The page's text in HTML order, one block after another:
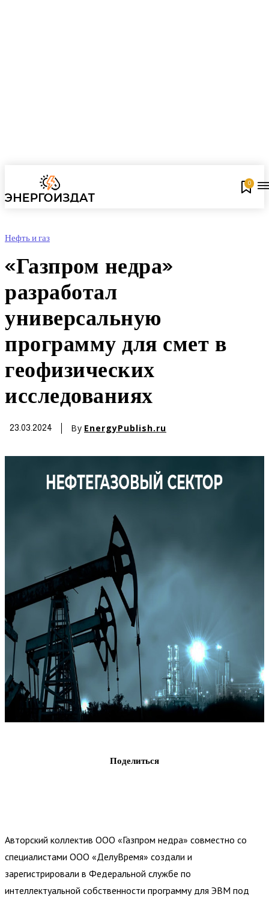
0
Нефть и газ
«Газпром недра»
разработал
универсальную
программу для смет в
геофизических
исследованиях
23.03.2024 By EnergyPublish.ru
Поделиться
Авторский коллектив ООО «Газпром недра» совместно со
специалистами ООО «ДелуВремя» создали и
зарегистрировали в Федеральной службе по
интеллектуальной собственности программу для ЭВМ под